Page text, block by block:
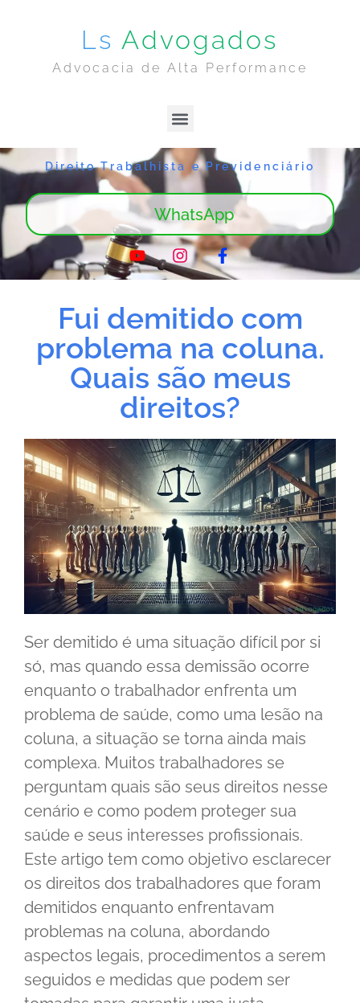
Ls Advogados
Advocacia de Alta Performance
Direito Trabalhista e Previdenciário
WhatsApp
Fui demitido com
problema na coluna.
Quais são meus
direitos?
Ser demitido é uma situação difícil por si
só, mas quando essa demissão ocorre
enquanto o trabalhador enfrenta um
problema de saúde, como uma lesão na
coluna, a situação se torna ainda mais
complexa. Muitos trabalhadores se
perguntam quais são seus direitos nesse
cenário e como podem proteger sua
saúde e seus interesses profissionais.
Este artigo tem como objetivo esclarecer
os direitos dos trabalhadores que foram
demitidos enquanto enfrentavam
problemas na coluna, abordando
aspectos legais, procedimentos a serem
seguidos e medidas que podem ser